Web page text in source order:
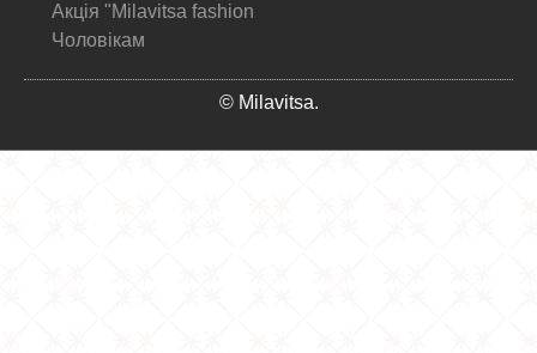
Акція "Milavitsa fashion
Чоловікам
© Milavitsa.